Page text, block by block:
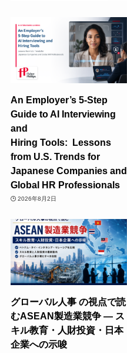
An Employer’s 5-Step
Guide to AI Interviewing
and
Hiring Tools: Lessons
from U.S. Trends for
Japanese Companies and
Global HR Professionals
2026年8月2日
グローバル人事 の視点で読
むASEAN製造業競争 ― ス
キル教育・人財投資・日本
企業への示唆